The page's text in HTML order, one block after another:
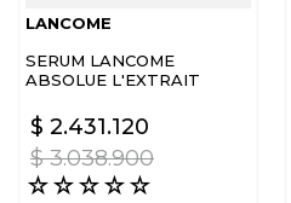
LANCOME
SERUM LANCOME
ABSOLUE L'EXTRAIT
$ 3.038.900
$ 2.431.120
☆☆☆☆☆